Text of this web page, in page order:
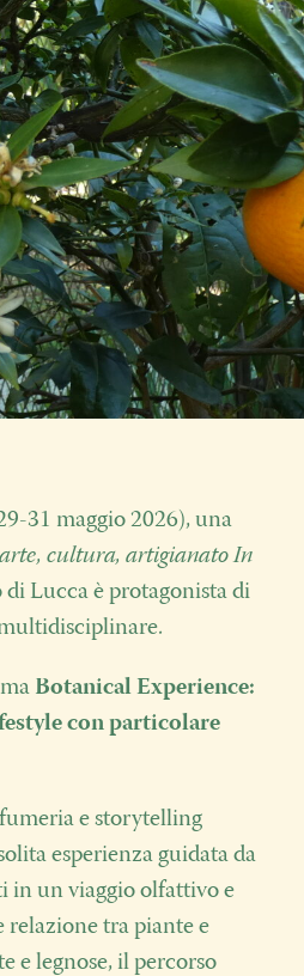
31 maggio 2026), una
cultura, artigianato In
di Lucca è protagonista di
Botanical Experience:
con particolare
e storytelling
esperienza guidata da
in un viaggio olfattivo e
relazione tra piante e
e legnose, il percorso